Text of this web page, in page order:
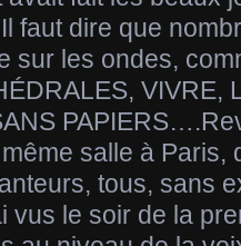
faut dire que
sur les ondes,
VIVRE,
salle à Paris,
tous, sans
vus le soir de la